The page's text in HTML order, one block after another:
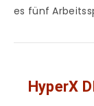
es fünf
HyperX